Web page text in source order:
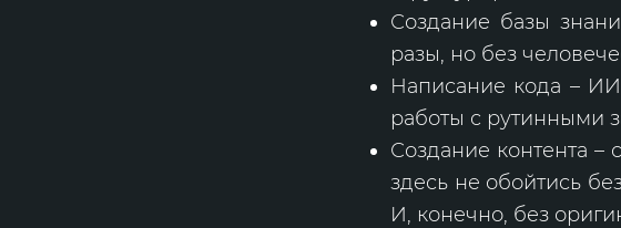
Создание базы
разы, но без
Написание кода –
работы с рутинными
Создание контента
здесь не обойтись
И, конечно, без